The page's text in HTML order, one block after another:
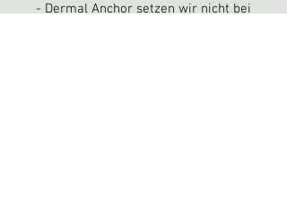
- Dermal Anchor setzen wir nicht bei